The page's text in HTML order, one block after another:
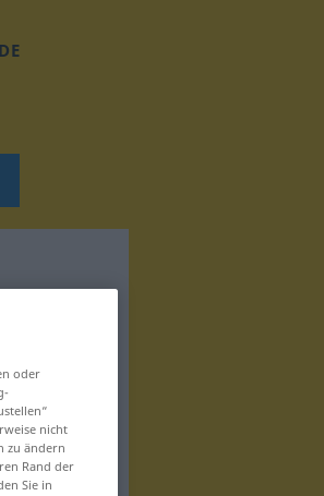
oder
nicht
zu ändern
Rand der
Sie in